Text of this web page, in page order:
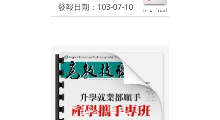
發報日期：103-07-10